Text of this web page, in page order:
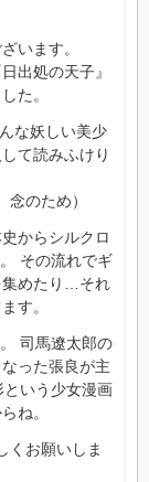
います。
出処の天子』
た。
な妖しい美少
て読みふけり
念のため）
からシルクロ
その流れでギ
集めたり…それ
す。
司馬遼太郎の
った張良が主
いう少女漫画
ね。
くお願いしま